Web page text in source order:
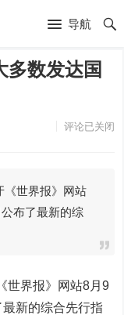
导航
多数发达国
评论已关闭
世界报》网站
布了最新的综
世界报》网站8月9
新的综合先行指